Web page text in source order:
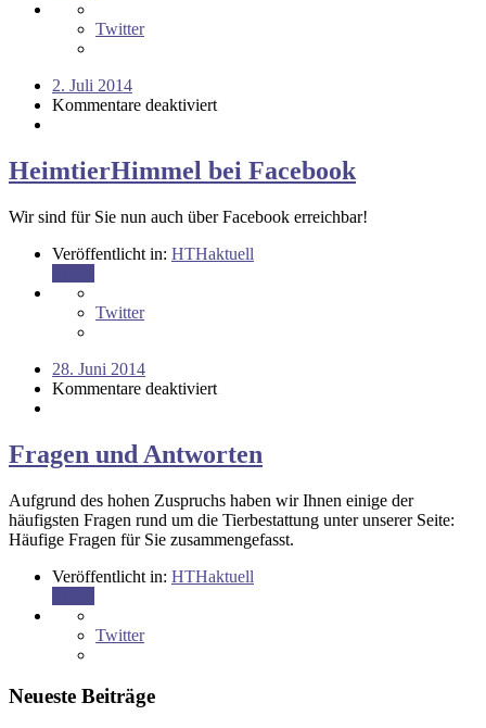
Twitter
2. Juli 2014
Kommentare deaktiviert
HeimtierHimmel bei Facebook
Wir sind für Sie nun auch über Facebook erreichbar!
Veröffentlicht in: HTHaktuell
Twitter
28. Juni 2014
Kommentare deaktiviert
Fragen und Antworten
Aufgrund des hohen Zuspruchs haben wir Ihnen einige der
häufigsten Fragen rund um die Tierbestattung unter unserer Seite:
Häufige Fragen für Sie zusammengefasst.
Veröffentlicht in: HTHaktuell
Twitter
Neueste Beiträge